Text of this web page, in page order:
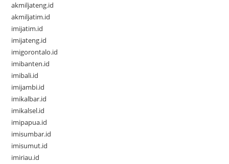
akmiljateng.id
akmiljatim.id
imijatim.id
imijateng.id
imigorontalo.id
imibanten.id
imibali.id
imijambi.id
imikalbar.id
imikalsel.id
imipapua.id
imisumbar.id
imisumut.id
imiriau.id